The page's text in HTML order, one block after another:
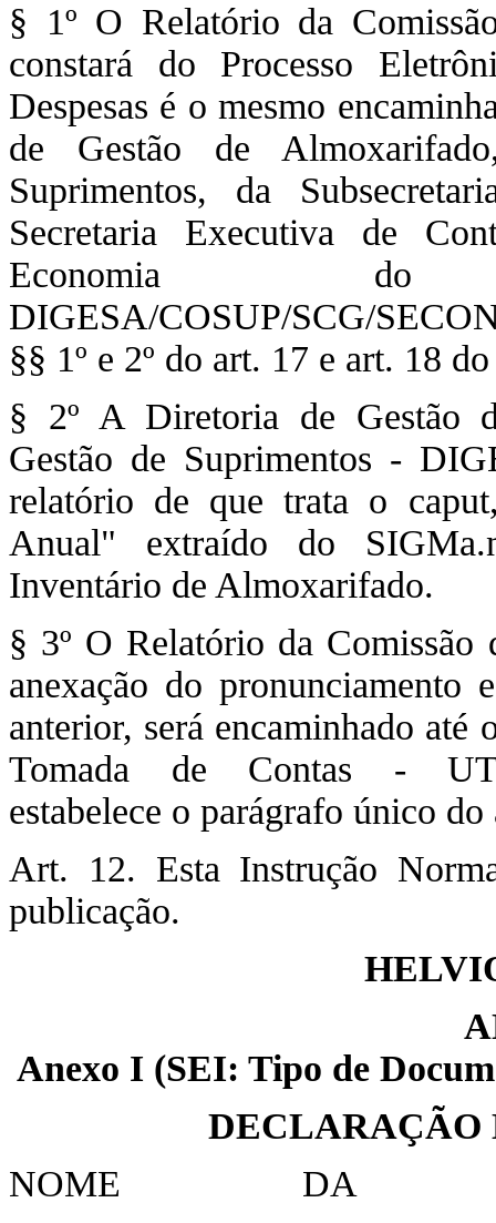
§ 1º O Relatório da
constará do Processo
Despesas é o mesmo
de Gestão de
Suprimentos, da
Secretaria Executiva de
Economia
DIGESA/COSUP/SCG/
§§ 1º e 2º do art. 17 e art. 18
§ 2º A Diretoria de Gestão
Gestão de Suprimentos -
relatório de que trata o
Anual" extraído do
Inventário de Almoxarifado.
§ 3º O Relatório da
anexação do pronunciamento
anterior, será encaminhado
Tomada de Contas -
estabelece o parágrafo único
Art. 12. Esta Instrução
publicação.
Anexo I (SEI: Tipo de
DECLARAÇÃO
NOME DA